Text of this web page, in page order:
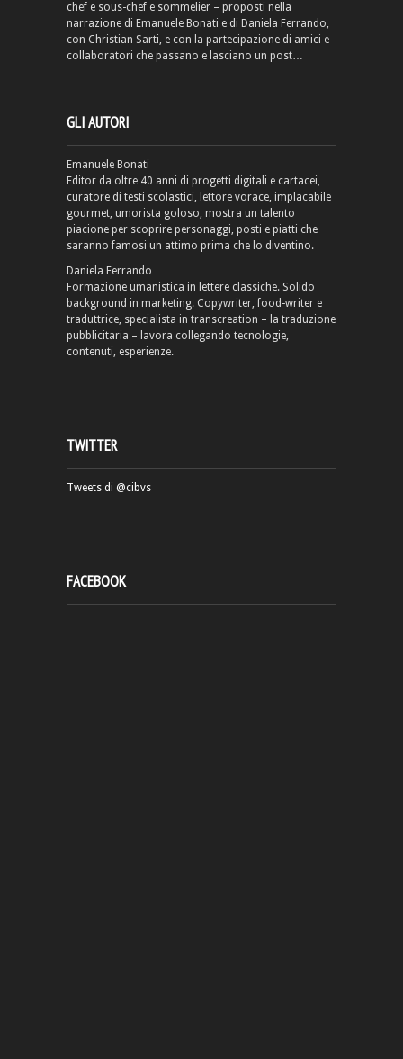
chef e sous-chef e sommelier – proposti nella
narrazione di Emanuele Bonati e di Daniela Ferrando,
con Christian Sarti, e con la partecipazione di amici e
collaboratori che passano e lasciano un post…
GLI AUTORI
Emanuele Bonati
Editor da oltre 40 anni di progetti digitali e cartacei,
curatore di testi scolastici, lettore vorace, implacabile
gourmet, umorista goloso, mostra un talento
piacione per scoprire personaggi, posti e piatti che
saranno famosi un attimo prima che lo diventino.
Daniela Ferrando
Formazione umanistica in lettere classiche. Solido
background in marketing. Copywriter, food-writer e
traduttrice, specialista in transcreation – la traduzione
pubblicitaria – lavora collegando tecnologie,
contenuti, esperienze.
TWITTER
Tweets di @cibvs
FACEBOOK